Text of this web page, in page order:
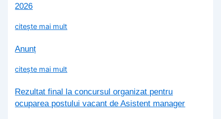
2026
citește mai mult
Anunț
citește mai mult
Rezultat final la concursul organizat pentru
ocuparea postului vacant de Asistent manager